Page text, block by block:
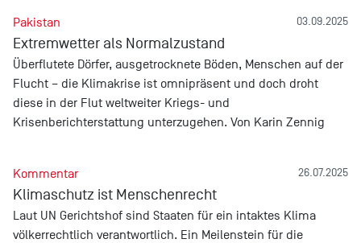
03.09.2025
Pakistan
Extremwetter als Normalzustand
Überflutete Dörfer, ausgetrocknete Böden, Menschen auf der
Flucht – die Klimakrise ist omnipräsent und doch droht
diese in der Flut weltweiter Kriegs- und
Krisenberichterstattung unterzugehen. Von Karin Zennig
26.07.2025
Kommentar
Klimaschutz ist Menschenrecht
Laut UN Gerichtshof sind Staaten für ein intaktes Klima
völkerrechtlich verantwortlich. Ein Meilenstein für die